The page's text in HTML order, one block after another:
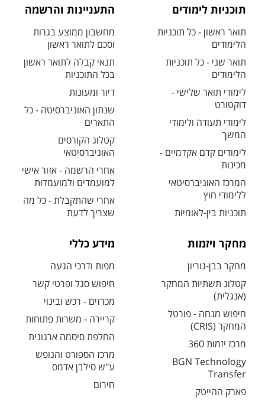
תוכניות לימודים
תואר ראשון - כל תוכניות
הלימודים
תואר שני - כל תוכניות
הלימודים
לימודי תואר שלישי -
דוקטורט
לימודי תעודה ולימודי
המשך
לימודים קדם אקדמיים -
מכינות
המרכז האוניברסיטאי
ללימודי חוץ
תוכניות בין-לאומיות
התעניינות והרשמה
מחשבון ממוצע בגרות
וסכם לתואר ראשון
תנאי קבלה לתואר ראשון
בכל התוכניות
דיור ומעונות
שנתון האוניברסיטה - כל
התארים
קטלוג הקורסים
האוניברסיטאי
אחרי הרשמה - אזור אישי
למועמדים ולמועמדות
אחרי שהתקבלת - כל מה
שצריך לדעת
מחקר ויזמות
מחקר בבן-גוריון
קטלוג תשתיות המחקר
(אנגלית)
חיפוש מנחה - פורטל
המחקר (CRIS)
מרכז יזמות 360
BGN Technology
Transfer
פארק ההייטק
מידע כללי
מפות ודרכי הגעה
חיפוש סגל ופרטי קשר
מכרזים - רכש ובינוי
קריירה - משרות פתוחות
החלפת סיסמה ארגונית
מרכז הספורט והנופש
ע"ש סילבן אדמס
חירום